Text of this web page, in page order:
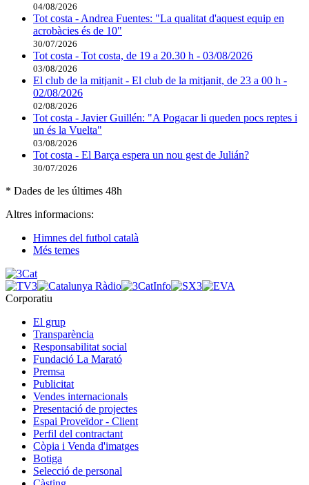
04/08/2026
Tot costa - Andrea Fuentes: "La qualitat d'aquest equip en
acrobàcies és de 10"
30/07/2026
Tot costa - Tot costa, de 19 a 20.30 h - 03/08/2026
03/08/2026
El club de la mitjanit - El club de la mitjanit, de 23 a 00 h -
02/08/2026
02/08/2026
Tot costa - Javier Guillén: "A Pogacar li queden pocs reptes i
un és la Vuelta"
03/08/2026
Tot costa - El Barça espera un nou gest de Julián?
30/07/2026
* Dades de les últimes 48h
Altres informacions:
Himnes del futbol català
Més temes
Corporatiu
El grup
Transparència
Responsabilitat social
Fundació La Marató
Premsa
Publicitat
Vendes internacionals
Presentació de projectes
Espai Proveïdor - Client
Perfil del contractant
Còpia i Venda d'imatges
Botiga
Selecció de personal